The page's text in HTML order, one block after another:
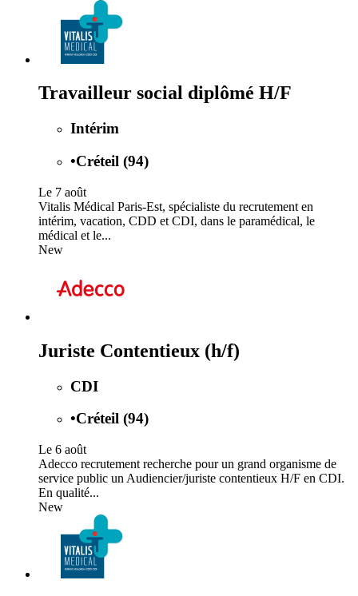
Travailleur social diplômé H/F
Intérim
•Créteil (94)
Le 7 août
Vitalis Médical Paris-Est, spécialiste du recrutement en
intérim, vacation, CDD et CDI, dans le paramédical, le
médical et le...
New
Juriste Contentieux (h/f)
CDI
•Créteil (94)
Le 6 août
Adecco recrutement recherche pour un grand organisme de
service public un Audiencier/juriste contentieux H/F en CDI.
En qualité...
New